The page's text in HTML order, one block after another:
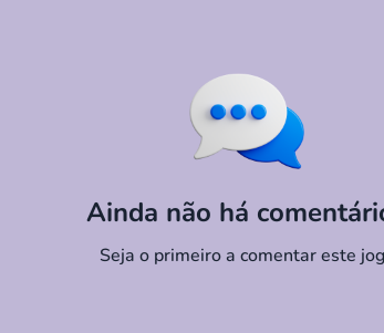
Ainda não há
Seja o primeiro a comentar este